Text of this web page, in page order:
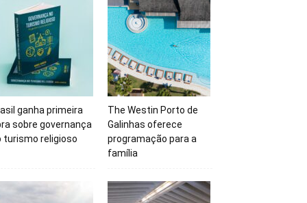
ganha primeira
sobre governança
turismo religioso
The Westin Porto de
Galinhas oferece
programação para a
família